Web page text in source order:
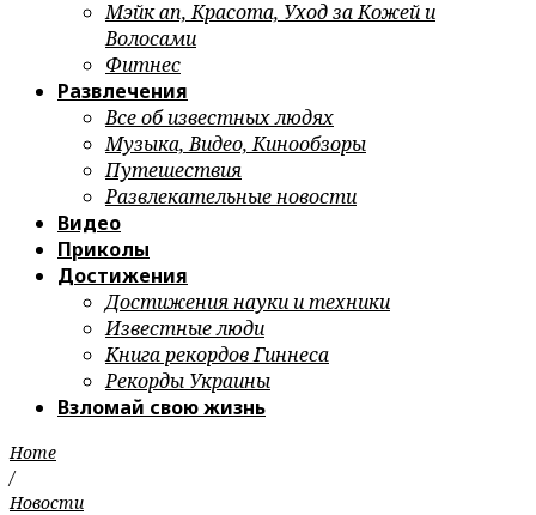
Мэйк ап, Красота, Уход за Кожей и
Волосами
Фитнес
Развлечения
Все об известных людях
Музыка, Видео, Кинообзоры
Путешествия
Развлекательные новости
Видео
Приколы
Достижения
Достижения науки и техники
Известные люди
Книга рекордов Гиннеса
Рекорды Украины
Взломай свою жизнь
Home
/
Новости